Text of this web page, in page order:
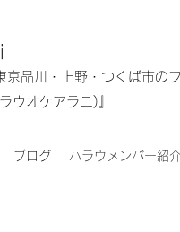
東京品川・上野・つく
ウオケアラニ)』
ブログ ハラウメンバー紹介